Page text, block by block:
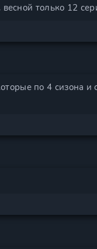
только 12
по 4 сизона